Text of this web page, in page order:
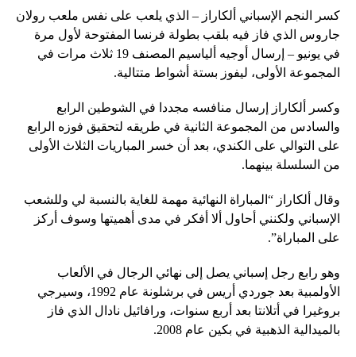
كسر النجم الإسباني ألكاراز – الذي يلعب على نفس ملعب رولان
جاروس الذي فاز فيه بلقب بطولة فرنسا المفتوحة لأول مرة
في يونيو – إرسال أوجيه ألياسيم المصنف 19 ثلاث مرات في
المجموعة الأولى، ليفوز بستة أشواط متتالية.
وكسر ألكاراز إرسال منافسه مجددا في الشوطين الرابع
والسادس من المجموعة الثانية في طريقه لتحقيق فوزه الرابع
على التوالي على الكندي، بعد أن خسر المباريات الثلاث الأولى
من السلسلة بينهما.
وقال ألكاراز “المباراة النهائية مهمة للغاية بالنسبة لي وللشعب
الإسباني ولكنني أحاول ألا أفكر في مدى أهميتها وسوف أركز
على المباراة”.
وهو رابع رجل إسباني يصل إلى نهائي الرجال في الألعاب
الأولمبية بعد جوردي أريس في برشلونة عام 1992، وسيرجي
بروغيرا ​​في أتلانتا بعد أربع سنوات، ورافائيل نادال الذي فاز
بالميدالية الذهبية في بكين عام 2008.